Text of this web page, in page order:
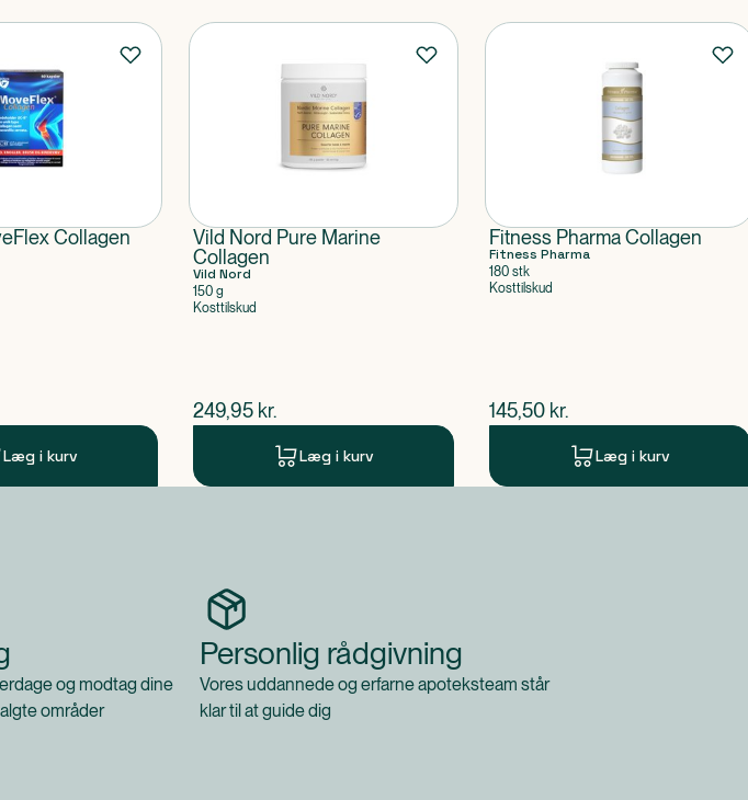
Collagen
Læg i kurv
Vild Nord Pure Marine
Collagen
Vild Nord
150 g
Kosttilskud
$nuværende pris
249,95 kr.
Læg i kurv
Fitness Pharma Collagen
Fitness Pharma
180 stk
Kosttilskud
$nuværende pris
145,50 kr.
Læg i kurv
og modtag dine
områder
Personlig rådgivning
Vores uddannede og erfarne apoteksteam står
klar til at guide dig